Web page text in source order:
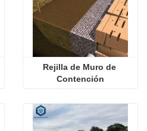
Rejilla de Muro de
Contención